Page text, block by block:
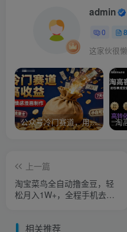
admin
0
这家伙很
公众号冷门赛道，用AI做情感漫画，7天开通流量主，操作简单，小白可玩
上一篇
淘宝菜鸟全自动撸金豆，轻
松月入1W+，全程手机去
相关推荐